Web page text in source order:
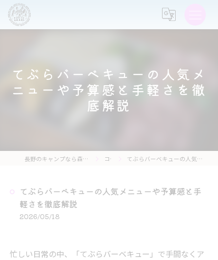
てぶらバーベキューの人気メ
ニューや予算感と手軽さを徹
底解説
長野のキャンプなら森の灯キャンプ場・茶亭 森の灯 コラム てぶらバーベキューの人気メニューや予算感と手軽さを徹底解説
てぶらバーベキューの人気メニューや予算感と手
軽さを徹底解説
2026/05/18
忙しい日常の中、「てぶらバーベキュー」で手間なくア